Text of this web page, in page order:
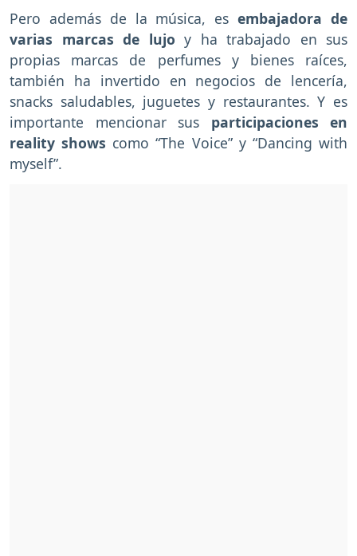
Pero además de la música, es embajadora de
varias marcas de lujo y ha trabajado en sus
propias marcas de perfumes y bienes raíces,
también ha invertido en negocios de lencería,
snacks saludables, juguetes y restaurantes. Y es
importante mencionar sus participaciones en
reality shows como “The Voice” y “Dancing with
myself”.